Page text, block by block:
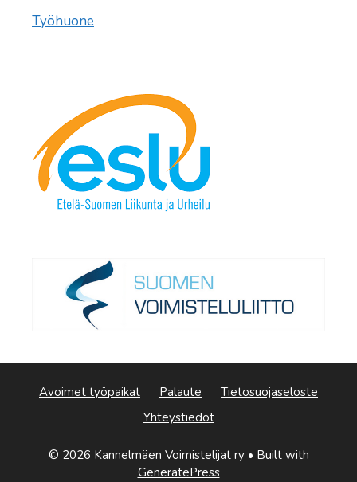
Työhuone
Avoimet työpaikat Palaute
Tietosuojaseloste
Yhteystiedot
© 2026 Kannelmäen Voimistelijat ry• Built with
GeneratePress